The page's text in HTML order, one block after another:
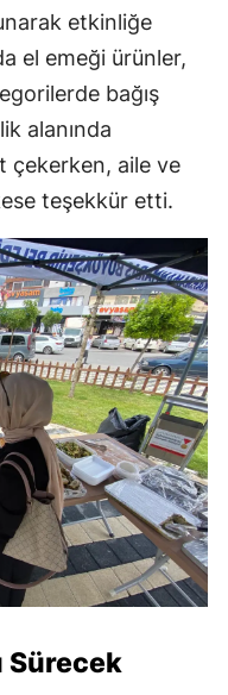
etkinliğe
el emeği ürünler,
bağış
alanında
çekerken, aile ve
teşekkür etti.
Sürecek